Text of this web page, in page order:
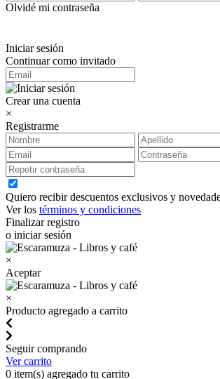
Olvidé mi contraseña
Iniciar sesión
Continuar como invitado
Crear una cuenta
×
Registrarme
Quiero recibir descuentos exclusivos y
Ver los términos y condiciones
Finalizar registro
o iniciar sesión
×
Aceptar
×
Producto agregado a carrito
Seguir comprando
Ver carrito
0 item(s) agregado tu carrito